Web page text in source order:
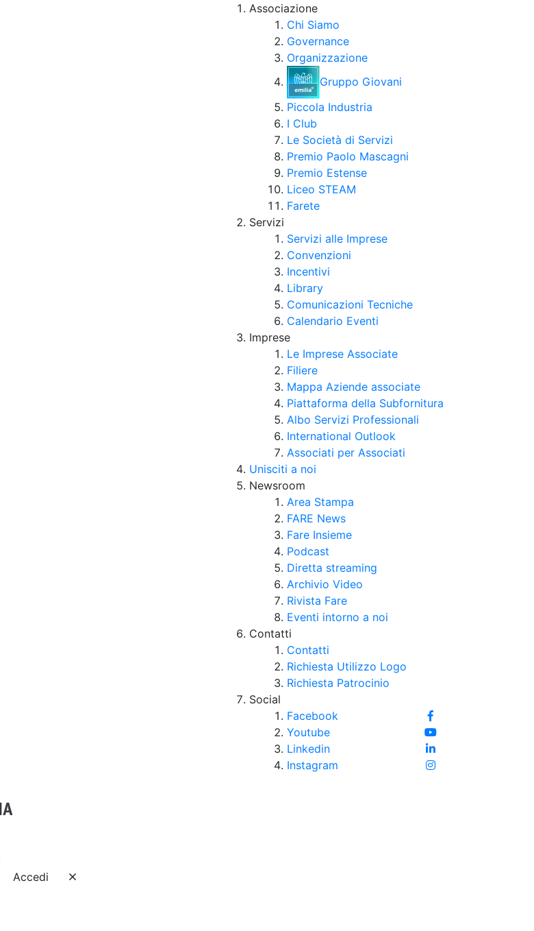
Associazione
Chi Siamo
Governance
Organizzazione
Gruppo Giovani
Piccola Industria
I Club
Le Società di Servizi
Premio Paolo Mascagni
Premio Estense
Liceo STEAM
Farete
Servizi
Servizi alle Imprese
Convenzioni
Incentivi
Library
Comunicazioni Tecniche
Calendario Eventi
Imprese
Le Imprese Associate
Filiere
Mappa Aziende associate
Piattaforma della Subfornitura
Albo Servizi Professionali
International Outlook
Associati per Associati
Unisciti a noi
Newsroom
Area Stampa
FARE News
Fare Insieme
Podcast
Diretta streaming
Archivio Video
Rivista Fare
Eventi intorno a noi
Contatti
Contatti
Richiesta Utilizzo Logo
Richiesta Patrocinio
Social
Facebook
Youtube
Linkedin
Instagram
Accedi